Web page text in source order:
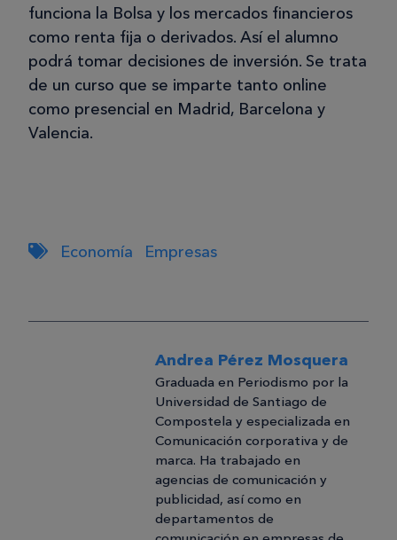
funciona la Bolsa y los mercados financieros
como renta fija o derivados. Así el alumno
podrá tomar decisiones de inversión. Se trata
de un curso que se imparte tanto online
como presencial en Madrid, Barcelona y
Valencia.
Economía Empresas
Andrea Pérez Mosquera
Graduada en Periodismo por la
Universidad de Santiago de
Compostela y especializada en
Comunicación corporativa y de
marca. Ha trabajado en
agencias de comunicación y
publicidad, así como en
departamentos de